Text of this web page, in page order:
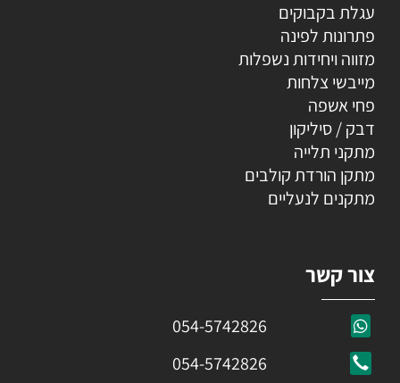
עגלת בקבוקים
פתרונות לפינה
מזווה ויחידות נשפלות
מייבשי צלחות
פחי אשפה
דבק / סיליקון
מתקני תלייה
מתקן הורדת קולבים
מתקנים לנעליים
צור קשר
054-5742826
054-5742826